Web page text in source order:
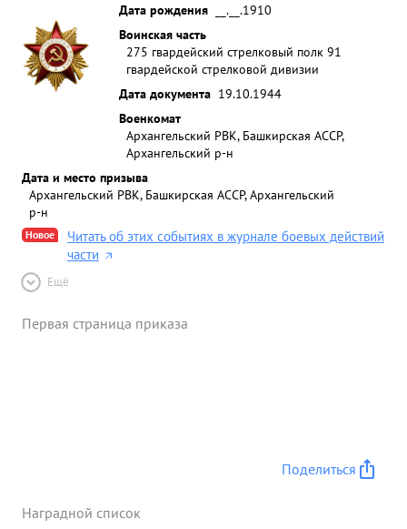
Дата рождения
__.__.1910
Воинская часть
275 гвардейский стрелковый полк 91
гвардейской стрелковой дивизии
Дата документа 19.10.1944
Военкомат
Архангельский РВК, Башкирская АССР,
Архангельский р-н
Дата и место призыва
Архангельский РВК, Башкирская АССР, Архангельский
р-н
Новое
Читать об этих событиях в журнале боевых действий
части
Ещё
Первая страница приказа
Поделиться
Наградной список